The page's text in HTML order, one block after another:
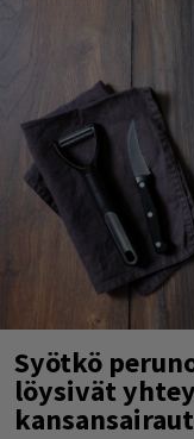
Syötkö
löysivät